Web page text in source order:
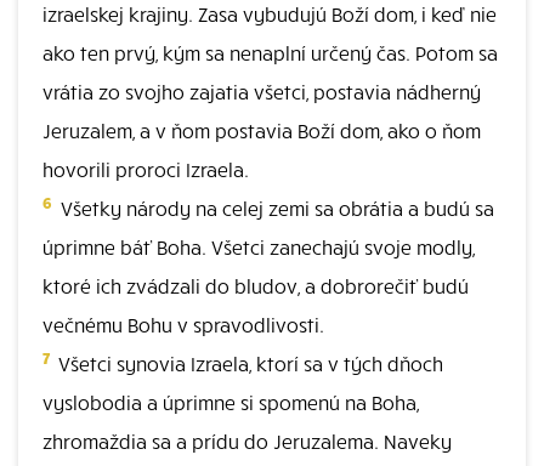
izraelskej krajiny. Zasa vybudujú Boží dom, i keď nie
ako ten prvý, kým sa nenaplní určený čas. Potom sa
vrátia zo svojho zajatia všetci, postavia nádherný
Jeruzalem, a v ňom postavia Boží dom, ako o ňom
hovorili proroci Izraela.
6 Všetky národy na celej zemi sa obrátia a budú sa
úprimne báť Boha. Všetci zanechajú svoje modly,
ktoré ich zvádzali do bludov, a dobrorečiť budú
večnému Bohu v spravodlivosti.
7 Všetci synovia Izraela, ktorí sa v tých dňoch
vyslobodia a úprimne si spomenú na Boha,
zhromaždia sa a prídu do Jeruzalema. Naveky